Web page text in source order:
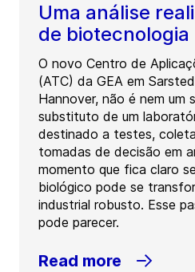
Uma análise
de biotecnologia
O novo Centro de
(ATC) da GEA em
Hannover, não é nem um
substituto de um
destinado a testes,
tomadas de decisão em
momento que fica claro
biológico pode se
industrial robusto. Esse
pode parecer.
Read more